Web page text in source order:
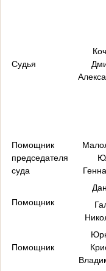
Судья
Помощник
председателя
суда
Помощник
Помощник